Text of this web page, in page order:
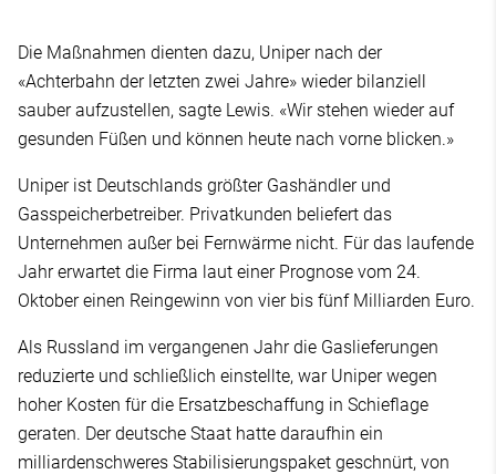
Die Maßnahmen dienten dazu, Uniper nach der
«Achterbahn der letzten zwei Jahre» wieder bilanziell
sauber aufzustellen, sagte Lewis. «Wir stehen wieder auf
gesunden Füßen und können heute nach vorne blicken.»
Uniper ist Deutschlands größter Gashändler und
Gasspeicherbetreiber. Privatkunden beliefert das
Unternehmen außer bei Fernwärme nicht. Für das laufende
Jahr erwartet die Firma laut einer Prognose vom 24.
Oktober einen Reingewinn von vier bis fünf Milliarden Euro.
Als Russland im vergangenen Jahr die Gaslieferungen
reduzierte und schließlich einstellte, war Uniper wegen
hoher Kosten für die Ersatzbeschaffung in Schieflage
geraten. Der deutsche Staat hatte daraufhin ein
milliardenschweres Stabilisierungspaket geschnürt, von